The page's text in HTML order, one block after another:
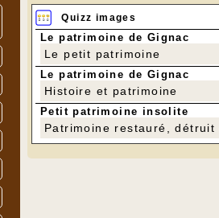
Quizz images
Le patrimoine de Gignac
Le petit patrimoine
Le patrimoine de Gignac
Histoire et patrimoine
Petit patrimoine insolite
Patrimoine restauré, détruit